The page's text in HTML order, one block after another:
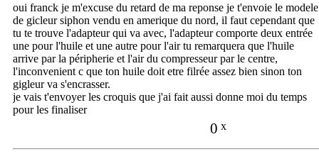
oui franck je m'excuse du retard de ma reponse je t'envoie le modele
de gicleur siphon vendu en amerique du nord, il faut cependant que
tu te trouve l'adapteur qui va avec, l'adapteur comporte deux entrée
une pour l'huile et une autre pour l'air tu remarquera que l'huile
arrive par la péripherie et l'air du compresseur par le centre,
l'inconvenient c que ton huile doit etre filrée assez bien sinon ton
gigleur va s'encrasser.
je vais t'envoyer les croquis que j'ai fait aussi donne moi du temps
pour les finaliser
0 x